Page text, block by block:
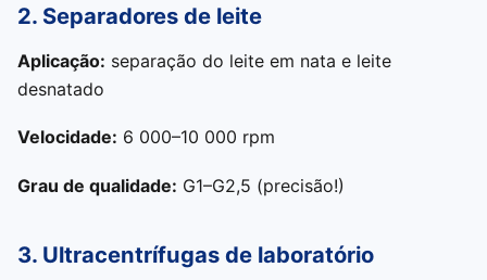
2. Separadores de leite
Aplicação: separação do leite em nata e leite
desnatado
Velocidade: 6 000–10 000 rpm
Grau de qualidade: G1–G2,5 (precisão!)
3. Ultracentrífugas de laboratório